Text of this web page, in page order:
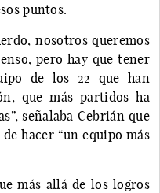
puntos.
nosotros queremos
pero hay que tener
de los 22 que han
que más partidos ha
señalaba Cebrián que
hacer “un equipo más
más allá de los logros